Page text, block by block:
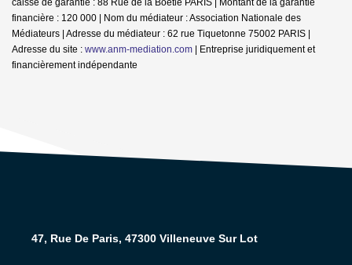
caisse de garantie : 88 Rue de la Boétie PARIS | Montant de la garantie
financière : 120 000 | Nom du médiateur : Association Nationale des
Médiateurs | Adresse du médiateur : 62 rue Tiquetonne 75002 PARIS |
Adresse du site : www.anm-mediation.com
Entreprise juridiquement et
financièrement indépendante
47, Rue De Paris, 47300 Villeneuve Sur Lot